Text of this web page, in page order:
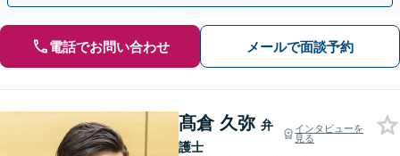
電話でお問い合わせ メールで面談予約
髙倉 久弥 弁
護士
インタビューを
見る